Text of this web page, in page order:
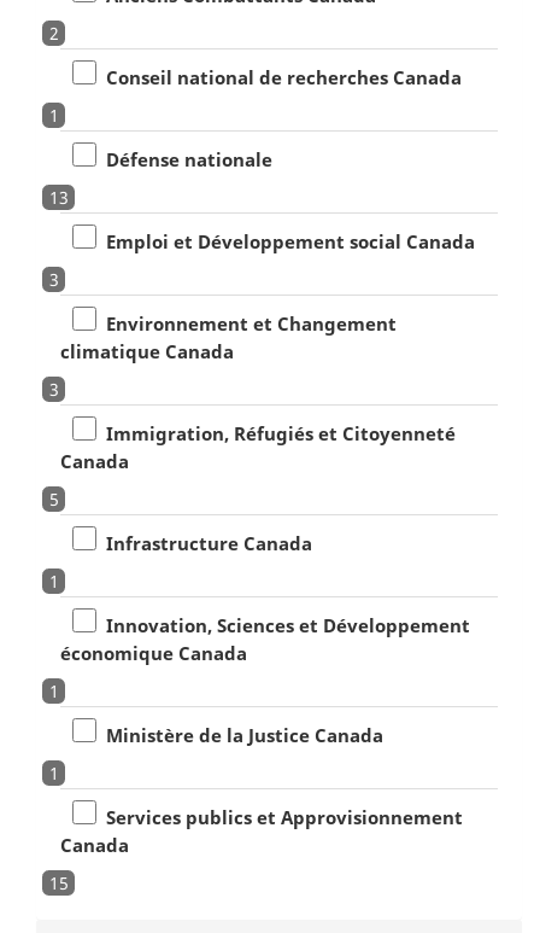
2
Conseil national de recherches Canada
1
Défense nationale
13
Emploi et Développement social Canada
3
Environnement et Changement
climatique Canada
3
Immigration, Réfugiés et Citoyenneté
Canada
5
Infrastructure Canada
1
Innovation, Sciences et Développement
économique Canada
1
Ministère de la Justice Canada
1
Services publics et Approvisionnement
Canada
15